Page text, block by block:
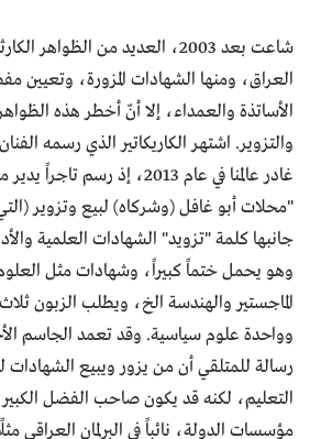
شاعت بعد 2003، العديد من
العراق، ومنها الشهادات المزورة، وتعيين
الأساتذة والعمداء، إلا أنّ أخطر هذه
والتزوير. اشتهر الكاريكاتير الذي رسمه
غادر عالمنا في عام 2013، إذ رسم
"محلات أبو غافل (وشركاه) لبيع وتزوير
جانبها كلمة "تزويد" الشهادات العلمية
وهو يحمل ختماً كبيراً، وشهادات مثل
الماجستير والهندسة الخ، ويطلب الزبون
وواحدة علوم سياسية. وقد تعمد الجاسم
رسالة للمتلقي أن من يزور ويبيع
التعليم، لكنه قد يكون صاحب الفضل
مؤسسات الدولة، نائباً في البرلمان